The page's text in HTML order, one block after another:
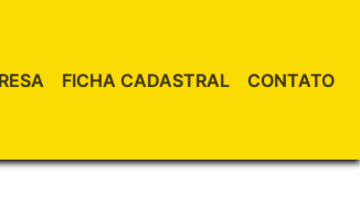
FICHA CADASTRAL CONTATO